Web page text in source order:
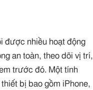
được nhiều hoạt động
an toàn, theo dõi vị trí,
trước đó. Một tính
bị bao gồm iPhone,